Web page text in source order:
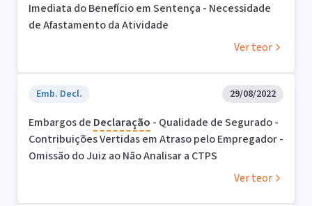
Imediata do Benefício em Sentença - Necessidade
de Afastamento da Atividade
Ver teor
Emb. Decl. 29/08/2022
Embargos de Declaração - Qualidade de Segurado -
Contribuições Vertidas em Atraso pelo Empregador -
Omissão do Juiz ao Não Analisar a CTPS
Ver teor